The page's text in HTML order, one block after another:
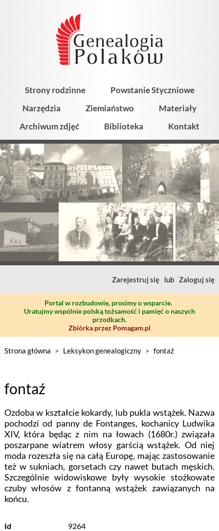
Strony rodzinne
Powstanie Styczniowe
Narzędzia
Ziemiaństwo
Materiały
Archiwum zdjęć
Biblioteka Kontakt
Zarejestruj się lub Zaloguj się
Portal w rozbudowie, prosimy o wsparcie.
Uratujmy wspólnie polską tożsamość i pamięć o naszych
przodkach.
Zbiórka przez Pomagam.pl
Strona główna > Leksykon genealogiczny > fontaź
fontaź
Ozdoba w kształcie kokardy, lub pukla wstążek. Nazwa
pochodzi od panny de Fontanges, kochanicy Ludwika
XIV, która będąc z nim na łowach (1680r.) związała
poszarpane wiatrem włosy garścią wstążek. Od niej
moda rozeszła się na całą Europę, mając zastosowanie
też w sukniach, gorsetach czy nawet butach męskich.
Szczególnie widowiskowe były wysokie stożkowate
czuby włosów z fontanną wstążek zawiązanych na
końcu.
Id
9264